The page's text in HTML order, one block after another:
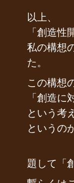
以上、
「創造
私の構想
た。
この構想
「創造に
という考
というの
題して「